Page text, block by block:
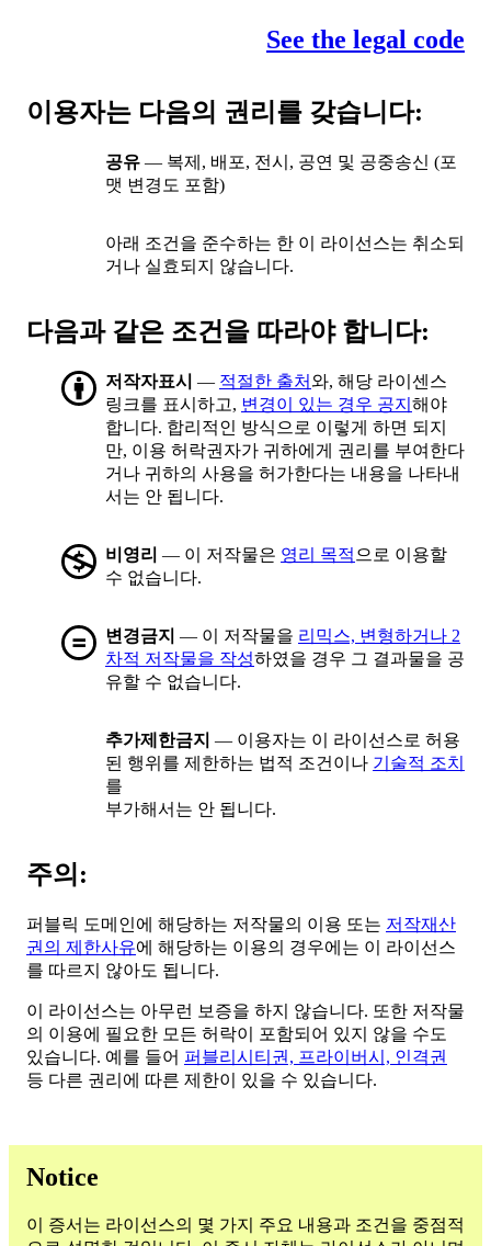
See the legal code
이용자는 다음의 권리를 갖습니다:
공유 — 복제, 배포, 전시, 공연 및 공중송신 (포
맷 변경도 포함)
아래 조건을 준수하는 한 이 라이선스는 취소되
거나 실효되지 않습니다.
다음과 같은 조건을 따라야 합니다:
저작자표시 — 적절한 출처와, 해당 라이센스
링크를 표시하고, 변경이 있는 경우 공지 해야
합니다. 합리적인 방식으로 이렇게 하면 되지
만, 이용 허락권자가 귀하에게 권리를 부여한다
거나 귀하의 사용을 허가한다는 내용을 나타내
서는 안 됩니다.
비영리 — 이 저작물은 영리 목적 으로 이용할
수 없습니다.
변경금지 — 이 저작물을 리믹스, 변형하거나 2
차적 저작물을 작성하였을 경우 그 결과물을 공
유할 수 없습니다.
추가제한금지 — 이용자는 이 라이선스로 허용
된 행위를 제한하는 법적 조건이나 기술적 조치
를
부가해서는 안 됩니다.
주의:
퍼블릭 도메인에 해당하는 저작물의 이용 또는 저작재산
권의 제한사유에 해당하는 이용의 경우에는 이 라이선스
를 따르지 않아도 됩니다.
이 라이선스는 아무런 보증을 하지 않습니다. 또한 저작물
의 이용에 필요한 모든 허락이 포함되어 있지 않을 수도
있습니다. 예를 들어 퍼블리시티권, 프라이버시, 인격권
등 다른 권리에 따른 제한이 있을 수 있습니다.
Notice
이 증서는 라이선스의 몇 가지 주요 내용과 조건을 중점적